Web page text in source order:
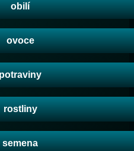
obilí
ovoce
potraviny
rostliny
semena